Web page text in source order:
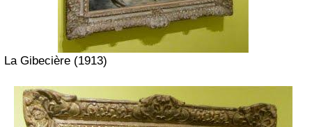
La Gibecière (1913)